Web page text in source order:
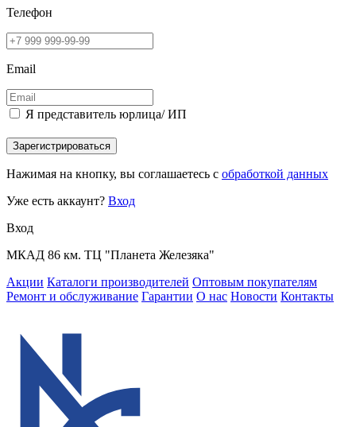
Телефон
Email
Я представитель юрлица/ ИП
Зарегистрироваться
Нажимая на кнопку, вы соглашаетесь с обработкой данных
Уже есть аккаунт? Вход
Вход
МКАД 86 км. ТЦ "Планета Железяка"
Акции Каталоги производителей Оптовым покупателям
Ремонт и обслуживание Гарантии О нас Новости Контакты